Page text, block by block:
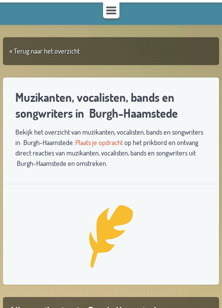
« Terug naar het overzicht
Muzikanten, vocalisten, bands en
songwriters in Burgh-Haamstede
Bekijk het overzicht van muzikanten, vocalisten, bands en songwriters
in Burgh-Haamstede. Plaats je opdrachtop het prikbord en ontvang
direct reacties van muzikanten, vocalisten, bands en songwriters uit
Burgh-Haamstede en omstreken.